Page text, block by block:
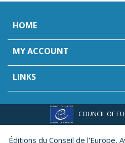
HOME
MY ACCOUNT
LINKS
COUNCIL OF
Éditions du Conseil de l'Europe,